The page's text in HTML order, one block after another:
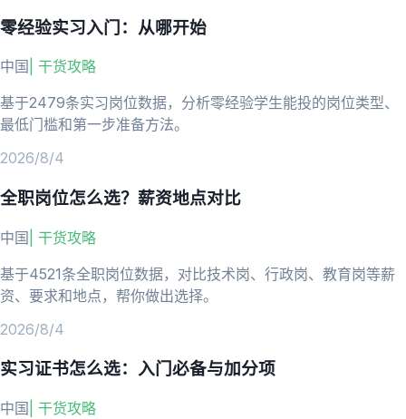
零经验实习入门：从哪开始
中国 干货攻略
基于2479条实习岗位数据，分析零经验学生能投的岗位类型、
最低门槛和第一步准备方法。
2026/8/4
全职岗位怎么选？薪资地点对比
中国 干货攻略
基于4521条全职岗位数据，对比技术岗、行政岗、教育岗等薪
资、要求和地点，帮你做出选择。
2026/8/4
实习证书怎么选：入门必备与加分项
中国 干货攻略